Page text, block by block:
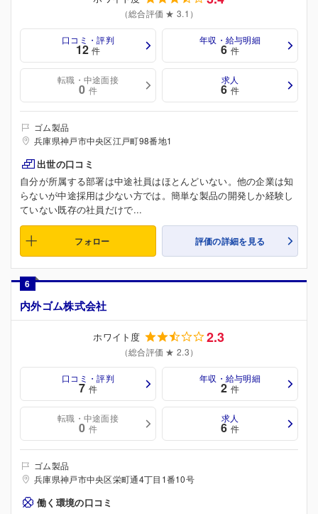
（総合評価 ★ 3.1）
口コミ・評判
12 件
年収・給与明細
6 件
転職・中途面接
0 件
求人
6 件
ゴム製品
兵庫県神戸市中央区江戸町98番地1
出世の口コミ
自分が所属する部署は中途社員はほとんどいない。他の企業は知
らないが中途採用は少ない方では。簡単な製品の開発しか経験し
ていない既存の社員だけで...
フォロー 評価の詳細を見る
6
内外ゴム株式会社
ホワイト度 2.3
（総合評価 ★ 2.3）
口コミ・評判
7 件
年収・給与明細
2 件
転職・中途面接
0 件
求人
6 件
ゴム製品
兵庫県神戸市中央区栄町通4丁目1番10号
働く環境の口コミ